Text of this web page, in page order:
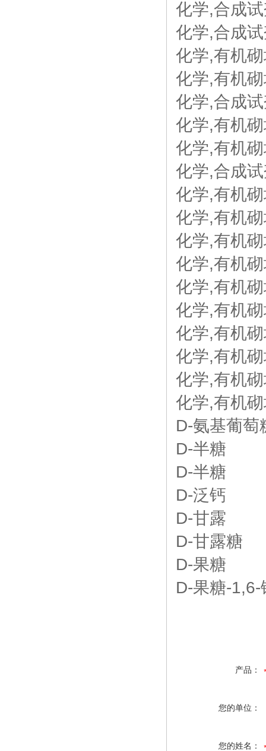
化学,合成
化学,合成
化学,有机
化学,有机
化学,合成
化学,有机
化学,有机
化学,合成
化学,有机
化学,有机
化学,有机
化学,有机
化学,有机
化学,有机
化学,有机
化学,有机
化学,有机
化学,有机
D-氨基葡萄
D-半糖
D-半糖
D-泛钙
D-甘露
D-甘露糖
D-果糖
D-果糖-1,6-
产品：
您的单位：
您的姓名：